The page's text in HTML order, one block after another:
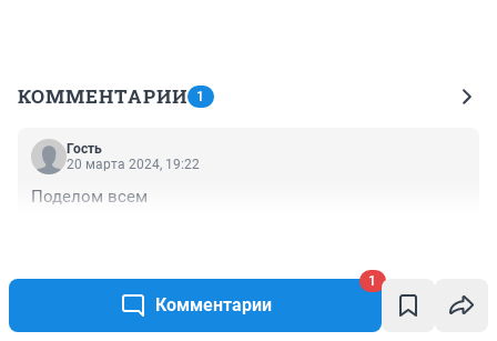
Комментарии
1
КОММЕНТАРИИ 1
Гость
20 марта 2024, 19:22
Поделом всем
Читать все комментарии